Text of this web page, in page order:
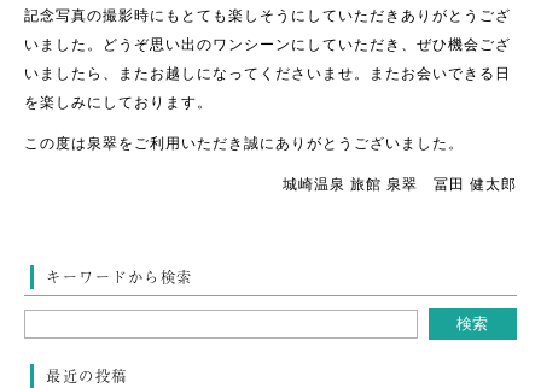
記念写真の撮影時にもとても楽しそうにしていただきありがとうござ
いました。どうぞ思い出のワンシーンにしていただき、ぜひ機会ござ
いましたら、またお越しになってくださいませ。またお会いできる日
を楽しみにしております。
この度は泉翠をご利用いただき誠にありがとうございました。
城崎温泉 旅館 泉翠 冨田 健太郎
キーワードから検索
最近の投稿